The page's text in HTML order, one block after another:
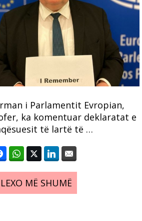
i Parlamentit Evropian,
ka komentuar deklaratat e
të lartë të …
LEXO MË SHUMË